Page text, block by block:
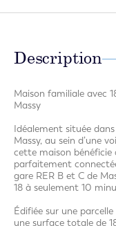
Description
Maison familiale avec
Massy
Idéalement située
Massy, au sein d’une
cette maison bénéficie
parfaitement
gare RER B et C de
18 à seulement 10
Édifiée sur une
une surface totale de